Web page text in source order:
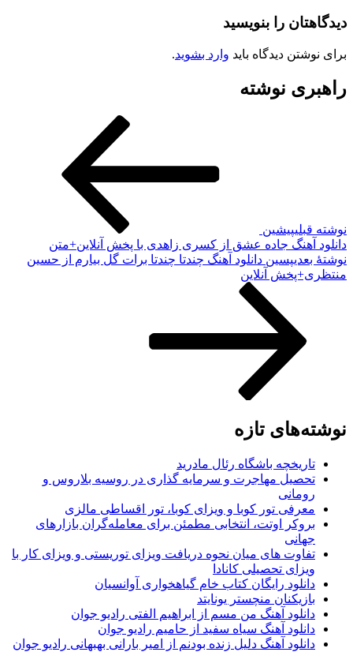
را بنویسید
نوشتن دیدگاه باید وارد بشوید.
نوشته
قبلی پیشین
آهنگ جاده عشق از کسری زاهدی با پخش آنلاین+متن
بعدی پسین دانلود آهنگ چندتا چندتا برات گل بیارم از حسین
آنلاین
تازه
تاریخچه باشگاه رئال مادرید
تحصیل مهاجرت و سرمایه گذاری در روسیه بلاروس و
رومانی
معرفی تور کوبا و ویزای کوبا، تور اقساطی مالزی
بروکر اوتت، انتخابی مطمئن برای معامله‌گران بازارهای
جهانی
تفاوت های میان نحوه دریافت ویزای توریستی و ویزای کار با
ویزای تحصیلی کانادا
دانلود رایگان کتاب خام گیاهخواری آوانسیان
بازیکنان منچستر یونایتد
دانلود آهنگ من مسم از ابراهیم الفتی رادیو جوان
دانلود آهنگ سیاه سفید از حامیم رادیو جوان
دانلود آهنگ دلیل زنده بودنم از امیر بارانی بهبهانی رادیو جوان